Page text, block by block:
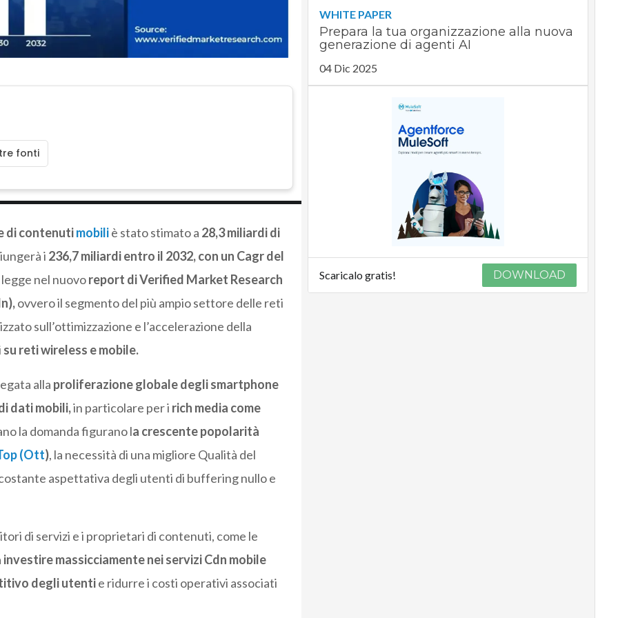
fonti
di contenutimobili è stato stimato a 28,3 miliardi di
i 236,7 miliardi entro il 2032, con un Cagr del
nel nuovoreport di Verified Market Research
ovvero il segmento del più ampio settore delle reti
sull’ottimizzazione e l’accelerazione della
su reti wireless e mobile.
alla proliferazione globale degli smartphone
dati mobili,in particolare per i rich media come
la domanda figurano la crescente popolarità
(Ott), la necessità di una migliore Qualità del
aspettativa degli utenti di buffering nullo e
di servizi e i proprietari di contenuti, come le
investire massicciamente nei servizi Cdn mobile
degli utentie ridurre i costi operativi associati
WHITE PAPER
Prepara la tua organizzazione alla nuova
generazione di agenti AI
04 Dic 2025
Scaricalo gratis! DOWNLOAD